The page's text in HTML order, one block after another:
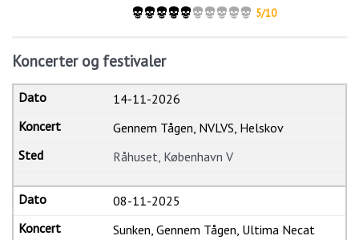
5/10
Koncerter og festivaler
14-11-2026
Gennem Tågen, NVLVS, Helskov
Råhuset, København V
08-11-2025
Sunken, Gennem Tågen, Ultima Necat